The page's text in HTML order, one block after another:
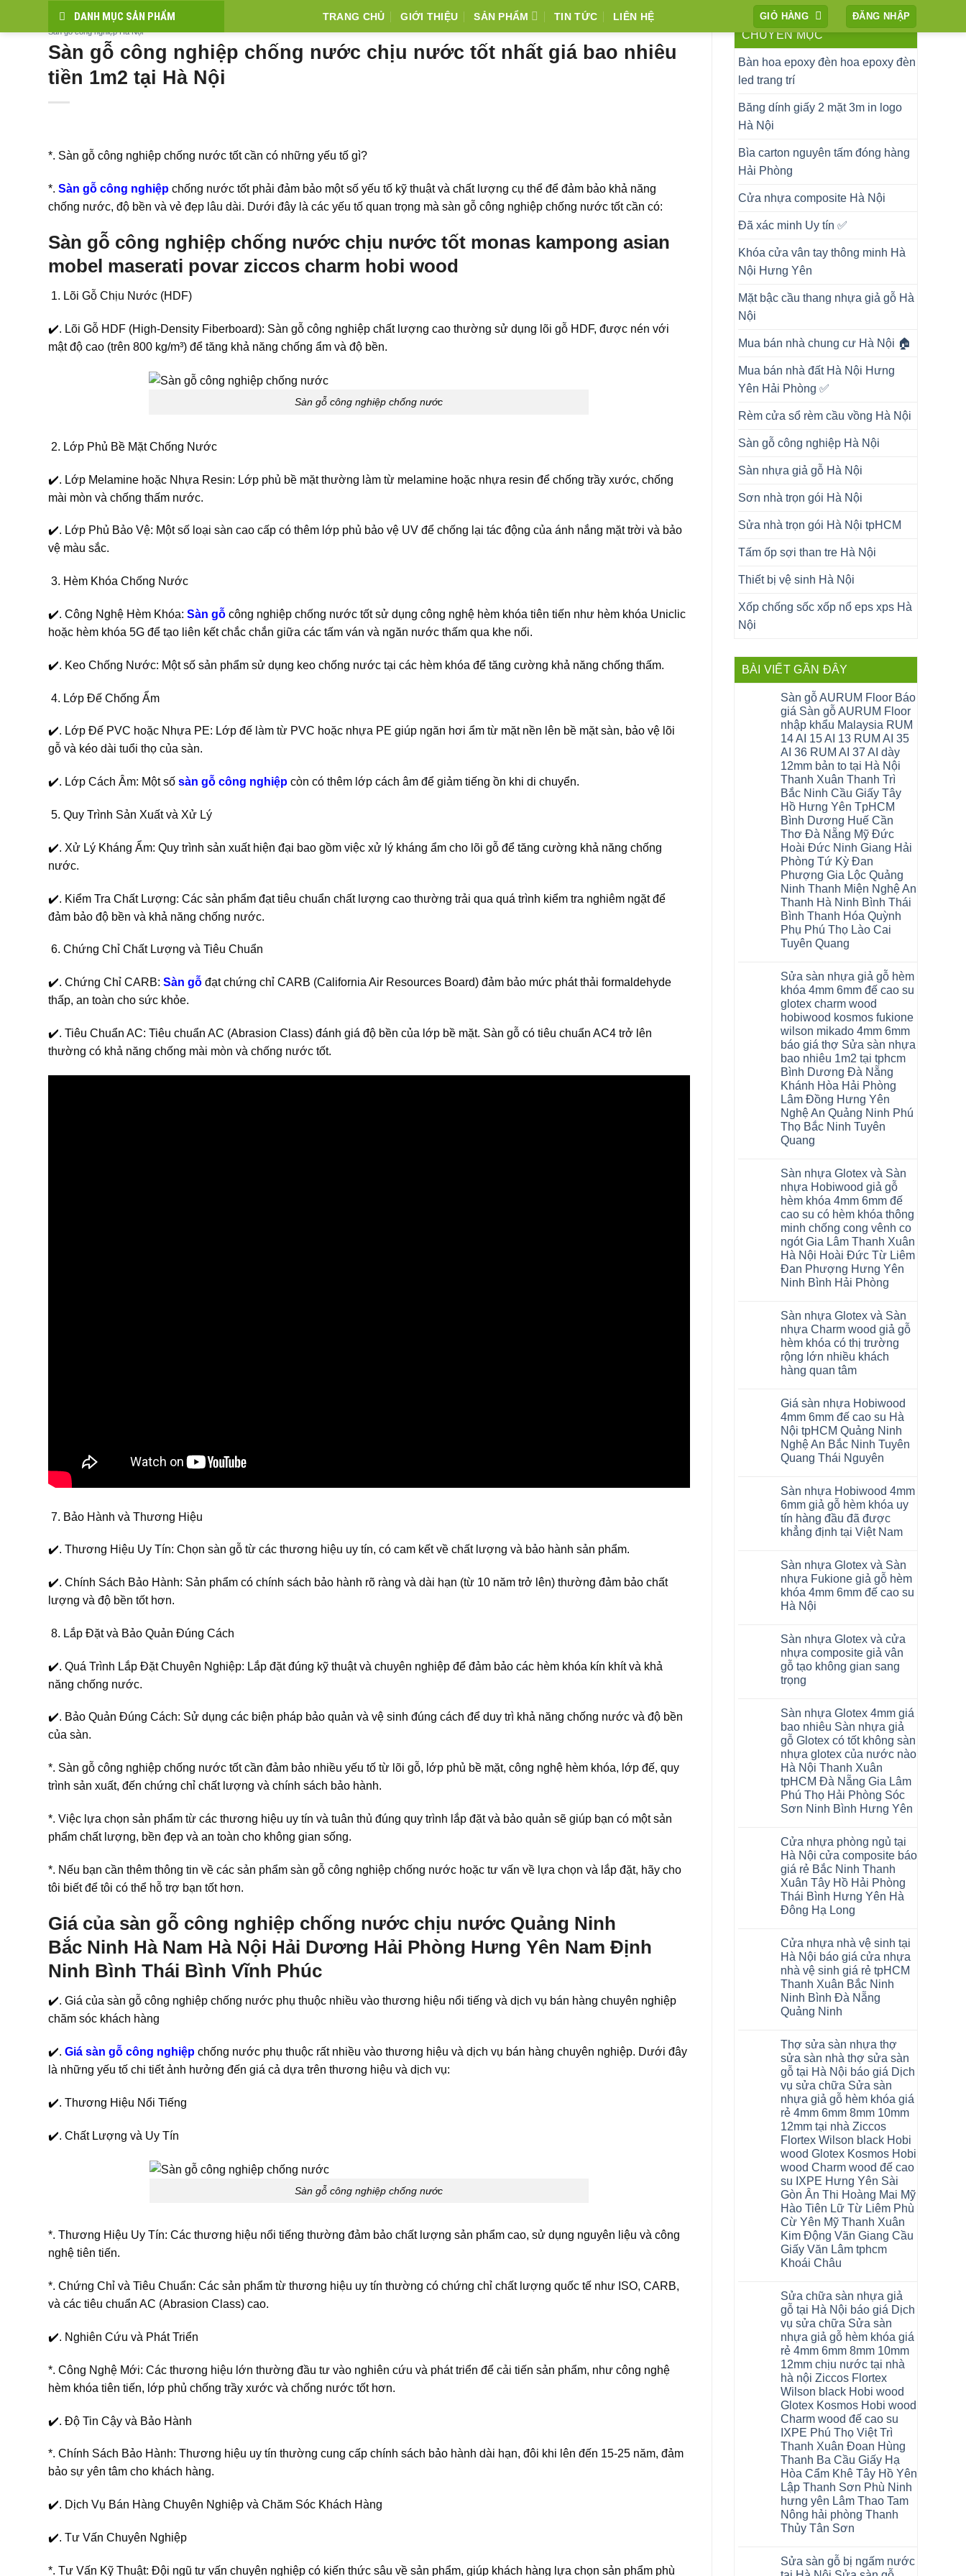
DANH MỤC SẢN PHẨM TRANG CHỦ GIỚI THIỆU SẢN PHẨM TIN TỨC LIÊN HỆ GIỎ HÀNG ĐĂNG NHẬP
Sàn gỗ công nghiệp Hà Nội
Sàn gỗ công nghiệp chống nước chịu nước tốt nhất giá bao nhiêu
tiền 1m2 tại Hà Nội
*. Sàn gỗ công nghiệp chống nước tốt cần có những yếu tố gì?
*. Sàn gỗ công nghiệp chống nước tốt phải đảm bảo một số yếu tố kỹ thuật và chất lượng cụ thể để đảm bảo khả năng
chống nước, độ bền và vẻ đẹp lâu dài. Dưới đây là các yếu tố quan trọng mà sàn gỗ công nghiệp chống nước tốt cần có:
Sàn gỗ công nghiệp chống nước chịu nước tốt monas kampong asian
mobel maserati povar ziccos charm hobi wood
Lõi Gỗ Chịu Nước (HDF)
✔️. Lõi Gỗ HDF (High-Density Fiberboard): Sàn gỗ công nghiệp chất lượng cao thường sử dụng lõi gỗ HDF, được nén với
mật độ cao (trên 800 kg/m³) để tăng khả năng chống ẩm và độ bền.
Sàn gỗ công nghiệp chống nước
Lớp Phủ Bề Mặt Chống Nước
✔️. Lớp Melamine hoặc Nhựa Resin: Lớp phủ bề mặt thường làm từ melamine hoặc nhựa resin để chống trầy xước, chống
mài mòn và chống thấm nước.
✔️. Lớp Phủ Bảo Vệ: Một số loại sàn cao cấp có thêm lớp phủ bảo vệ UV để chống lại tác động của ánh nắng mặt trời và bảo
vệ màu sắc.
Hèm Khóa Chống Nước
✔️. Công Nghệ Hèm Khóa: Sàn gỗ công nghiệp chống nước tốt sử dụng công nghệ hèm khóa tiên tiến như hèm khóa Uniclic
hoặc hèm khóa 5G để tạo liên kết chắc chắn giữa các tấm ván và ngăn nước thấm qua khe nối.
✔️. Keo Chống Nước: Một số sản phẩm sử dụng keo chống nước tại các hèm khóa để tăng cường khả năng chống thấm.
Lớp Đế Chống Ẩm
✔️. Lớp Đế PVC hoặc Nhựa PE: Lớp đế làm từ PVC hoặc nhựa PE giúp ngăn hơi ẩm từ mặt nền lên bề mặt sàn, bảo vệ lõi
gỗ và kéo dài tuổi thọ của sàn.
✔️. Lớp Cách Âm: Một số sàn gỗ công nghiệp còn có thêm lớp cách âm để giảm tiếng ồn khi di chuyển.
Quy Trình Sản Xuất và Xử Lý
✔️. Xử Lý Kháng Ẩm: Quy trình sản xuất hiện đại bao gồm việc xử lý kháng ẩm cho lõi gỗ để tăng cường khả năng chống
nước.
✔️. Kiểm Tra Chất Lượng: Các sản phẩm đạt tiêu chuẩn chất lượng cao thường trải qua quá trình kiểm tra nghiêm ngặt để
đảm bảo độ bền và khả năng chống nước.
Chứng Chỉ Chất Lượng và Tiêu Chuẩn
✔️. Chứng Chỉ CARB: Sàn gỗ đạt chứng chỉ CARB (California Air Resources Board) đảm bảo mức phát thải formaldehyde
thấp, an toàn cho sức khỏe.
✔️. Tiêu Chuẩn AC: Tiêu chuẩn AC (Abrasion Class) đánh giá độ bền của lớp bề mặt. Sàn gỗ có tiêu chuẩn AC4 trở lên
thường có khả năng chống mài mòn và chống nước tốt.
Bảo Hành và Thương Hiệu
✔️. Thương Hiệu Uy Tín: Chọn sàn gỗ từ các thương hiệu uy tín, có cam kết về chất lượng và bảo hành sản phẩm.
✔️. Chính Sách Bảo Hành: Sản phẩm có chính sách bảo hành rõ ràng và dài hạn (từ 10 năm trở lên) thường đảm bảo chất
lượng và độ bền tốt hơn.
Lắp Đặt và Bảo Quản Đúng Cách
✔️. Quá Trình Lắp Đặt Chuyên Nghiệp: Lắp đặt đúng kỹ thuật và chuyên nghiệp để đảm bảo các hèm khóa kín khít và khả
năng chống nước.
✔️. Bảo Quản Đúng Cách: Sử dụng các biện pháp bảo quản và vệ sinh đúng cách để duy trì khả năng chống nước và độ bền
của sàn.
*. Sàn gỗ công nghiệp chống nước tốt cần đảm bảo nhiều yếu tố từ lõi gỗ, lớp phủ bề mặt, công nghệ hèm khóa, lớp đế, quy
trình sản xuất, đến chứng chỉ chất lượng và chính sách bảo hành.
*. Việc lựa chọn sản phẩm từ các thương hiệu uy tín và tuân thủ đúng quy trình lắp đặt và bảo quản sẽ giúp bạn có một sản
phẩm chất lượng, bền đẹp và an toàn cho không gian sống.
*. Nếu bạn cần thêm thông tin về các sản phẩm sàn gỗ công nghiệp chống nước hoặc tư vấn về lựa chọn và lắp đặt, hãy cho
tôi biết để tôi có thể hỗ trợ bạn tốt hơn.
Giá của sàn gỗ công nghiệp chống nước chịu nước Quảng Ninh
Bắc Ninh Hà Nam Hà Nội Hải Dương Hải Phòng Hưng Yên Nam Định
Ninh Bình Thái Bình Vĩnh Phúc
✔️. Giá của sàn gỗ công nghiệp chống nước phụ thuộc nhiều vào thương hiệu nổi tiếng và dịch vụ bán hàng chuyên nghiệp
chăm sóc khách hàng
✔️. Giá sàn gỗ công nghiệp chống nước phụ thuộc rất nhiều vào thương hiệu và dịch vụ bán hàng chuyên nghiệp. Dưới đây
là những yếu tố chi tiết ảnh hưởng đến giá cả dựa trên thương hiệu và dịch vụ:
✔️. Thương Hiệu Nổi Tiếng
✔️. Chất Lượng và Uy Tín
Sàn gỗ công nghiệp chống nước
*. Thương Hiệu Uy Tín: Các thương hiệu nổi tiếng thường đảm bảo chất lượng sản phẩm cao, sử dụng nguyên liệu và công
nghệ tiên tiến.
*. Chứng Chỉ và Tiêu Chuẩn: Các sản phẩm từ thương hiệu uy tín thường có chứng chỉ chất lượng quốc tế như ISO, CARB,
và các tiêu chuẩn AC (Abrasion Class) cao.
✔️. Nghiên Cứu và Phát Triển
*. Công Nghệ Mới: Các thương hiệu lớn thường đầu tư vào nghiên cứu và phát triển để cải tiến sản phẩm, như công nghệ
hèm khóa tiên tiến, lớp phủ chống trầy xước và chống nước tốt hơn.
✔️. Độ Tin Cậy và Bảo Hành
*. Chính Sách Bảo Hành: Thương hiệu uy tín thường cung cấp chính sách bảo hành dài hạn, đôi khi lên đến 15-25 năm, đảm
bảo sự yên tâm cho khách hàng.
✔️. Dịch Vụ Bán Hàng Chuyên Nghiệp và Chăm Sóc Khách Hàng
✔️. Tư Vấn Chuyên Nghiệp
*. Tư Vấn Kỹ Thuật: Đội ngũ tư vấn chuyên nghiệp có kiến thức sâu về sản phẩm, giúp khách hàng lựa chọn sản phẩm phù
CHUYÊN MỤC
Bàn hoa epoxy đèn hoa epoxy đèn
led trang trí
Băng dính giấy 2 mặt 3m in logo
Hà Nội
Bìa carton nguyên tấm đóng hàng
Hải Phòng
Cửa nhựa composite Hà Nội
Đã xác minh Uy tín ✅
Khóa cửa vân tay thông minh Hà
Nội Hưng Yên
Mặt bậc cầu thang nhựa giả gỗ Hà
Nội
Mua bán nhà chung cư Hà Nội 🏠
Mua bán nhà đất Hà Nội Hưng
Yên Hải Phòng ✅
Rèm cửa sổ rèm cầu vồng Hà Nội
Sàn gỗ công nghiệp Hà Nội
Sàn nhựa giả gỗ Hà Nội
Sơn nhà trọn gói Hà Nội
Sửa nhà trọn gói Hà Nội tpHCM
Tấm ốp sợi than tre Hà Nội
Thiết bị vệ sinh Hà Nội
Xốp chống sốc xốp nổ eps xps Hà
Nội
BÀI VIẾT GẦN ĐÂY
Sàn gỗ AURUM Floor Báo
giá Sàn gỗ AURUM Floor
nhập khẩu Malaysia RUM
14 AI 15 AI 13 RUM AI 35
AI 36 RUM AI 37 AI dày
12mm bản to tại Hà Nội
Thanh Xuân Thanh Trì
Bắc Ninh Cầu Giấy Tây
Hồ Hưng Yên TpHCM
Bình Dương Huế Cần
Thơ Đà Nẵng Mỹ Đức
Hoài Đức Ninh Giang Hải
Phòng Tứ Kỳ Đan
Phượng Gia Lộc Quảng
Ninh Thanh Miện Nghệ An
Thanh Hà Ninh Bình Thái
Bình Thanh Hóa Quỳnh
Phụ Phú Thọ Lào Cai
Tuyên Quang
bình
luận
ở
Sàn
gỗ
AURUM
Floor
Báo
giá
Sàn
gỗ
AURUM
Floor
nhập
khẩu
Malaysia
RUM
14
AI
13
RUM
AI
35
36
RUM
AI
37
AI
dày
12mm
bản
Hà
Nội
Thanh
Xuân
Thanh
Trì
Bắc
Giấy
Tây
Hồ
Hưng
Yên
TpHCM
Bình
Dương
Thơ
Đà
Nẵng
Mỹ
Đức
Hoài
Giang
Hải
Phòng
Tứ
Kỳ
Đan
Lộc
Quảng
Ninh
Thanh
Miện
Nghệ
Hà
Ninh
Bình
Thái
Bình
Thanh
Hóa
Quỳnh
Phụ
Phú
Thọ
Tuyên
Quang
Sửa sàn nhựa giả gỗ hèm
khóa 4mm 6mm đế cao su
glotex charm wood
hobiwood kosmos fukione
wilson mikado 4mm 6mm
báo giá thợ Sửa sàn nhựa
bao nhiêu 1m2 tại tphcm
Bình Dương Đà Nẵng
Khánh Hòa Hải Phòng
Lâm Đồng Hưng Yên
Nghệ An Quảng Ninh Phú
Thọ Bắc Ninh Tuyên
Quang
bình
luận
ở
Sửa
sàn
nhựa
giả
gỗ
hèm
khóa
4mm
6mm
đế
glotex
charm
wood
hobiwood
kosmos
fukione
wilson
mikado
6mm
báo
giá
thợ
Sửa
sàn
nhựa
bao
tại
tphcm
Bình
Dương
Đà
Nẵng
Hải
Phòng
Lâm
Đồng
Hưng
Yên
Quảng
Ninh
Phú
Thọ
Bắc
Ninh
Sàn nhựa Glotex và Sàn
nhựa Hobiwood giả gỗ
hèm khóa 4mm 6mm đế
cao su có hèm khóa thông
minh chống cong vênh co
ngót Gia Lâm Thanh Xuân
Hà Nội Hoài Đức Từ Liêm
Đan Phượng Hưng Yên
Ninh Bình Hải Phòng
bình
luận
ở
Sàn
nhựa
Glotex
và
Hobiwood
giả
gỗ
hèm
khóa
4mm
6mm
đế
có
hèm
khóa
thông
minh
vênh
co
ngót
Gia
Lâm
Thanh
Nội
Hoài
Đức
Từ
Liêm
Đan
Phượng
Yên
Ninh
Bình
Hải
Phòng
Sàn nhựa Glotex và Sàn
nhựa Charm wood giả gỗ
hèm khóa có thị trường
rộng lớn nhiều khách
hàng quan tâm
bình
luận
ở
Sàn
nhựa
Glotex
và
Charm
wood
giả
gỗ
hèm
khóa
trường
rộng
lớn
nhiều
khách
hàng
Giá sàn nhựa Hobiwood
4mm 6mm đế cao su Hà
Nội tpHCM Quảng Ninh
Nghệ An Bắc Ninh Tuyên
Quang Thái Nguyên
bình
luận
ở
Giá
sàn
nhựa
6mm
đế
cao
su
Hà
Nội
Ninh
Nghệ
An
Bắc
Ninh
Tuyên
Nguyên
Sàn nhựa Hobiwood 4mm
6mm giả gỗ hèm khóa uy
tín hàng đầu đã được
khẳng định tại Việt Nam
bình
luận
ở
Sàn
nhựa
Hobiwood
giả
gỗ
hèm
khóa
uy
tín
đã
được
khẳng
định
tại
Việt
Nam
Sàn nhựa Glotex và Sàn
nhựa Fukione giả gỗ hèm
khóa 4mm 6mm đế cao su
Hà Nội
bình
luận
ở
Sàn
nhựa
Glotex
nhựa
Fukione
giả
gỗ
hèm
khóa
4mm
6mm
đế
cao
su
Sàn nhựa Glotex và cửa
nhựa composite giả vân
gỗ tạo không gian sang
trọng
bình
luận
ở
Sàn
nhựa
Glotex
và
cửa
nhựa
composite
giả
vân
không
gian
sang
trọng
Sàn nhựa Glotex 4mm giá
bao nhiêu Sàn nhựa giả
gỗ Glotex có tốt không sàn
nhựa glotex của nước nào
Hà Nội Thanh Xuân
tpHCM Đà Nẵng Gia Lâm
Phú Thọ Hải Phòng Sóc
Sơn Ninh Bình Hưng Yên
bình
luận
ở
Sàn
nhựa
Glotex
4mm
giá
bao
nhựa
giả
gỗ
Glotex
có
tốt
không
sàn
nhựa
nước
nào
Hà
Nội
Thanh
Xuân
tpHCM
Đà
Nẵng
Gia
Lâm
Phú
Thọ
Hải
Phòng
Sóc
Sơn
Ninh
Bình
Hưng
Yên
Cửa nhựa phòng ngủ tại
Hà Nội cửa composite báo
giá rẻ Bắc Ninh Thanh
Xuân Tây Hồ Hải Phòng
Thái Bình Hưng Yên Hà
Đông Hạ Long
bình
luận
ở
Cửa
nhựa
phòng
ngủ
tại
Hà
composite
báo
giá
rẻ
Bắc
Ninh
Thanh
Xuân
Tây
Hồ
Hải
Thái
Bình
Hưng
Yên
Hà
Đông
Hạ
Long
Cửa nhựa nhà vệ sinh tại
Hà Nội báo giá cửa nhựa
nhà vệ sinh giá rẻ tpHCM
Thanh Xuân Bắc Ninh
Ninh Bình Đà Nẵng
Quảng Ninh
bình
luận
ở
Cửa
nhựa
nhà
vệ
sinh
tại
Hà
Nội
báo
giá
cửa
nhựa
nhà
vệ
sinh
giá
rẻ
tpHCM
Thanh
Xuân
Bắc
Ninh
Đà
Nẵng
Quảng
Ninh
Thợ sửa sàn nhựa thợ
sửa sàn nhà thợ sửa sàn
gỗ tại Hà Nội báo giá Dịch
vụ sửa chữa Sửa sàn
nhựa giả gỗ hèm khóa giá
rẻ 4mm 6mm 8mm 10mm
12mm tại nhà Ziccos
Flortex Wilson black Hobi
wood Glotex Kosmos Hobi
wood Charm wood đế cao
su IXPE Hưng Yên Sài
Gòn Ân Thi Hoàng Mai Mỹ
Hào Tiên Lữ Từ Liêm Phù
Cừ Yên Mỹ Thanh Xuân
Kim Động Văn Giang Cầu
Giấy Văn Lâm tphcm
Khoái Châu
bình
luận
ở
Thợ
sửa
sàn
nhựa
thợ
sửa
sàn
nhà
thợ
sửa
sàn
gỗ
tại
Hà
Nội
báo
giá
Dịch
vụ
sửa
chữa
Sửa
sàn
gỗ
hèm
Sửa chữa sàn nhựa giả
gỗ tại Hà Nội báo giá Dịch
vụ sửa chữa Sửa sàn
nhựa giả gỗ hèm khóa giá
rẻ 4mm 6mm 8mm 10mm
12mm chịu nước tại nhà
hà nội Ziccos Flortex
Wilson black Hobi wood
Glotex Kosmos Hobi wood
Charm wood đế cao su
IXPE Phú Thọ Việt Trì
Thanh Xuân Đoan Hùng
Thanh Ba Cầu Giấy Hạ
Hòa Cẩm Khê Tây Hồ Yên
Lập Thanh Sơn Phù Ninh
hưng yên Lâm Thao Tam
Nông hải phòng Thanh
Thủy Tân Sơn
bình
luận
Sửa sàn gỗ bị ngấm nước